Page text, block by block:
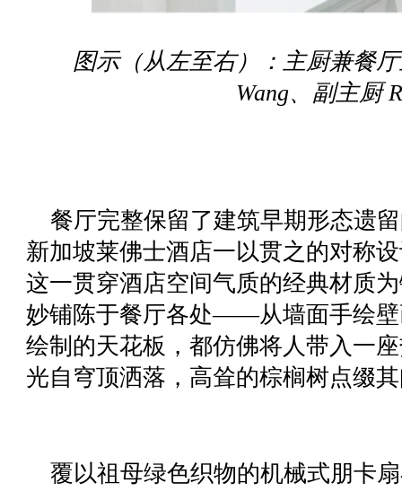
图示（从左至右）：主厨兼餐
Wang、副主厨
餐厅完整保留了建筑早期形态遗
新加坡莱佛士酒店一以贯之的对称
这一贯穿酒店空间气质的经典材质
妙铺陈于餐厅各处——从墙面手绘壁
绘制的天花板，都仿佛将人带入一
光自穹顶洒落，高耸的棕榈树点缀
覆以祖母绿色织物的机械式朋卡